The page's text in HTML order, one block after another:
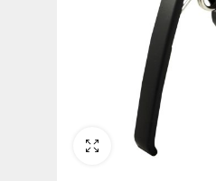
Fullscreen